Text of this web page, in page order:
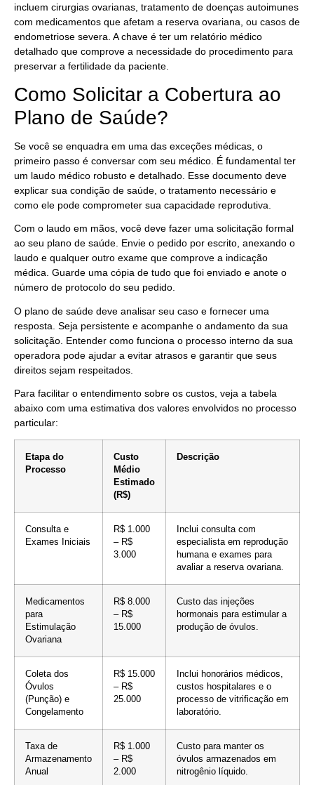
incluem cirurgias ovarianas, tratamento de doenças autoimunes
com medicamentos que afetam a reserva ovariana, ou casos de
endometriose severa. A chave é ter um relatório médico
detalhado que comprove a necessidade do procedimento para
preservar a fertilidade da paciente.
Como Solicitar a Cobertura ao
Plano de Saúde?
Se você se enquadra em uma das exceções médicas, o
primeiro passo é conversar com seu médico. É fundamental ter
um laudo médico robusto e detalhado. Esse documento deve
explicar sua condição de saúde, o tratamento necessário e
como ele pode comprometer sua capacidade reprodutiva.
Com o laudo em mãos, você deve fazer uma solicitação formal
ao seu plano de saúde. Envie o pedido por escrito, anexando o
laudo e qualquer outro exame que comprove a indicação
médica. Guarde uma cópia de tudo que foi enviado e anote o
número de protocolo do seu pedido.
O plano de saúde deve analisar seu caso e fornecer uma
resposta. Seja persistente e acompanhe o andamento da sua
solicitação. Entender como funciona o processo interno da sua
operadora pode ajudar a evitar atrasos e garantir que seus
direitos sejam respeitados.
Para facilitar o entendimento sobre os custos, veja a tabela
abaixo com uma estimativa dos valores envolvidos no processo
particular:
Etapa do
Processo
Custo
Médio
Estimado
(R$)
Descrição
Consulta e
Exames Iniciais
R$ 1.000
– R$
3.000
Inclui consulta com
especialista em reprodução
humana e exames para
avaliar a reserva ovariana.
Medicamentos
para
Estimulação
Ovariana
R$ 8.000
– R$
15.000
Custo das injeções
hormonais para estimular a
produção de óvulos.
Coleta dos
Óvulos
(Punção) e
Congelamento
R$ 15.000
– R$
25.000
Inclui honorários médicos,
custos hospitalares e o
processo de vitrificação em
laboratório.
Taxa de
Armazenamento
Anual
R$ 1.000
– R$
2.000
Custo para manter os
óvulos armazenados em
nitrogênio líquido.